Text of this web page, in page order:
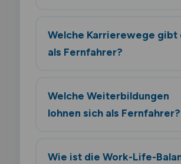
Welche Karrierewege gibt
als Fernfahrer?
Welche Weiterbildungen
lohnen sich als Fernfahrer?
Wie ist die Work-Life-